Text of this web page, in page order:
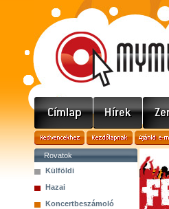
Rovatok
Külföldi
Hazai
Koncertbeszámoló